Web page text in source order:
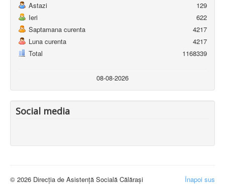
Astazi
Ieri
Saptamana curenta
Luna curenta
Total
129
622
4217
4217
1168339
08-08-2026
Social media
Înapoi sus
© 2026 Direcția de Asistență Socială Călărași